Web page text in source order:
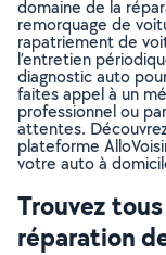
domaine de la
remorquage de
rapatriement de
l’entretien
diagnostic auto
faites appel à un
professionnel ou
attentes.
plateforme
votre auto à
Trouvez
réparation